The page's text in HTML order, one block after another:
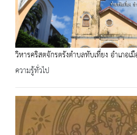
วิหารคริสตจักรตรังตำบลทับเที่ยง อำเภอเ
ความรู้ทั่วไป